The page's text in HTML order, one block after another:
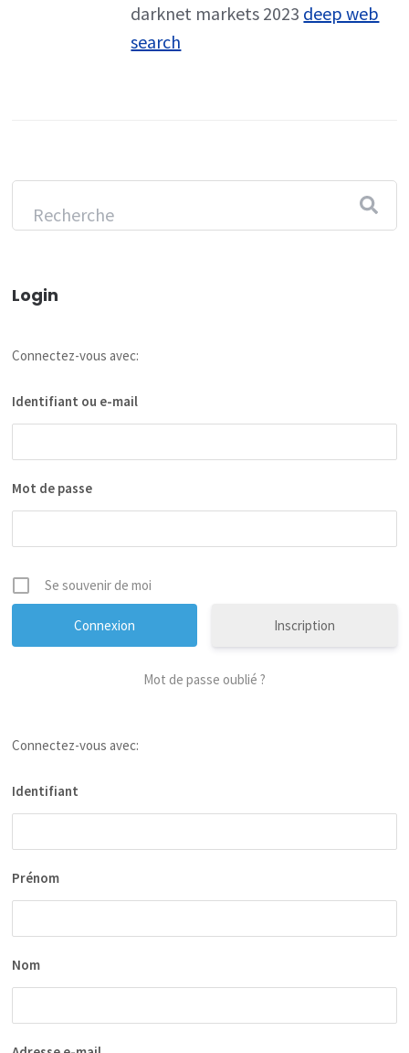
darknet markets 2023 deep web
search
Login
Connectez-vous avec:
Identifiant ou e-mail
Mot de passe
Se souvenir de moi
Inscription
Mot de passe oublié ?
Connectez-vous avec:
Identifiant
Prénom
Nom